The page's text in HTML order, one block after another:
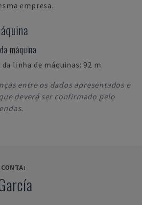
empresa.
máquina
linha de máquinas: 92 m
entre os dados apresentados e
deverá ser confirmado pelo